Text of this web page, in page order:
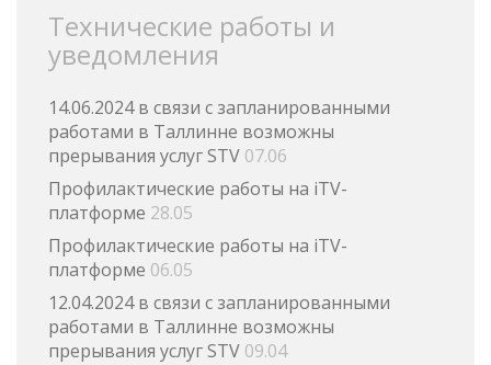
Технические работы и
уведомления
14.06.2024 в связи с запланированными
работами в Таллинне возможны
прерывания услуг STV 07.06
Профилактические работы на iTV-
платформе 28.05
Профилактические работы на iTV-
платформе 06.05
12.04.2024 в связи с запланированными
работами в Таллинне возможны
прерывания услуг STV 09.04